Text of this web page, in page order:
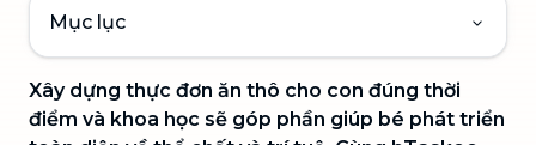
Mục lục
Xây dựng thực đơn ăn thô cho con đúng thời
điểm và khoa học sẽ góp phần giúp bé phát triển